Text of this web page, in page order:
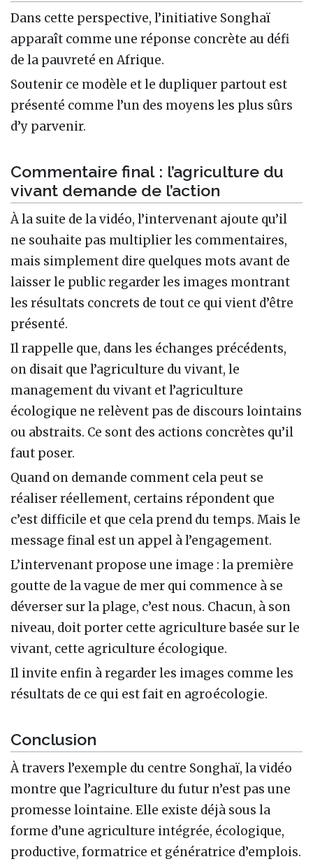
Dans cette perspective, l’initiative Songhaï
apparaît comme une réponse concrète au défi
de la pauvreté en Afrique.
Soutenir ce modèle et le dupliquer partout est
présenté comme l’un des moyens les plus sûrs
d’y parvenir.
Commentaire final : l’agriculture du
vivant demande de l’action
À la suite de la vidéo, l’intervenant ajoute qu’il
ne souhaite pas multiplier les commentaires,
mais simplement dire quelques mots avant de
laisser le public regarder les images montrant
les résultats concrets de tout ce qui vient d’être
présenté.
Il rappelle que, dans les échanges précédents,
on disait que l’agriculture du vivant, le
management du vivant et l’agriculture
écologique ne relèvent pas de discours lointains
ou abstraits. Ce sont des actions concrètes qu’il
faut poser.
Quand on demande comment cela peut se
réaliser réellement, certains répondent que
c’est difficile et que cela prend du temps. Mais le
message final est un appel à l’engagement.
L’intervenant propose une image : la première
goutte de la vague de mer qui commence à se
déverser sur la plage, c’est nous. Chacun, à son
niveau, doit porter cette agriculture basée sur le
vivant, cette agriculture écologique.
Il invite enfin à regarder les images comme les
résultats de ce qui est fait en agroécologie.
Conclusion
À travers l’exemple du centre Songhaï, la vidéo
montre que l’agriculture du futur n’est pas une
promesse lointaine. Elle existe déjà sous la
forme d’une agriculture intégrée, écologique,
productive, formatrice et génératrice d’emplois.